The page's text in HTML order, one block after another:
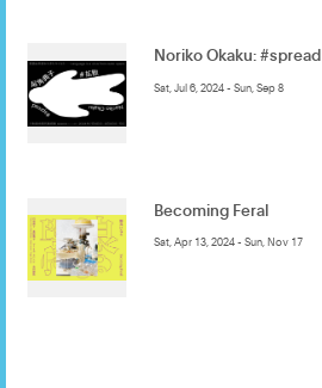
Noriko Okaku: #spread
Sat, Jul 6, 2024 - Sun, Sep 8
Becoming Feral
Sat, Apr 13, 2024 - Sun, Nov 17